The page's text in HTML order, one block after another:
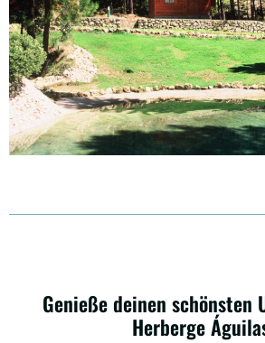
Genieße deinen schönsten
Herberge